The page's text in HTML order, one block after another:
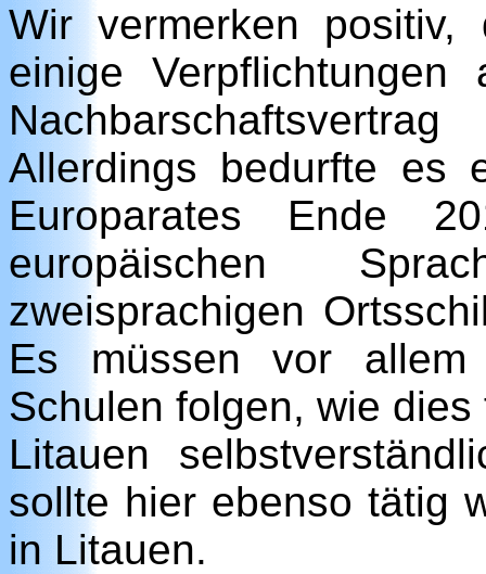
Wir vermerken
einige Verpflichtungen
Allerdings bedurfte es
Europarates Ende
europäischen
zweisprachigen
Es müssen vor allem
Schulen folgen, wie
Litauen
sollte hier ebenso tätig
in Litauen.